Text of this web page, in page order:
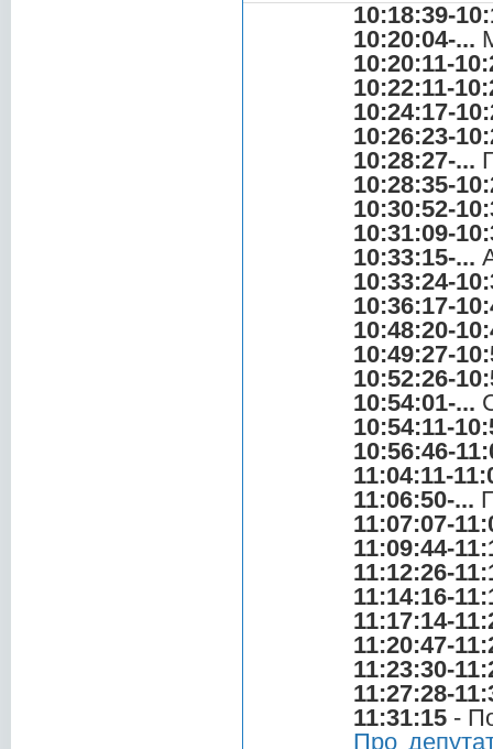
10:18:39-
10:20:04-...
10:20:11-
10:22:11-
10:24:17-
10:26:23-
10:28:27-...
10:28:35-
10:30:52-
10:31:09-
10:33:15-...
10:33:24-
10:36:17-
10:48:20-
10:49:27-
10:52:26-
10:54:01-...
10:54:11-
10:56:46-
11:04:11-
11:06:50-...
11:07:07-
11:09:44-
11:12:26-
11:14:16-
11:17:14-
11:20:47-
11:23:30-
11:27:28-
11:31:15 -
Про